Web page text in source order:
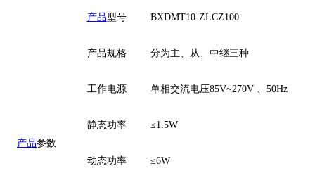
产品参数
产品型号 BXDMT10-ZLCZ100
产品规格 分为主、从、中继三种
工作电源 单相交流电压85V~270V 、50Hz
静态功率 ≤1.5W
动态功率 ≤6W